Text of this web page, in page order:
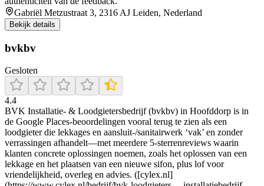
Gabriël Metzustraat 3, 2316 AJ Leiden, Nederland
Bekijk details
bvkbv
Gesloten
4.4
BVK Installatie- & Loodgietersbedrijf (bvkbv) in Hoofddorp is in
de Google Places-beoordelingen vooral terug te zien als een
loodgieter die lekkages en aansluit-/sanitairwerk ‘vak’ en zonder
verrassingen afhandelt—met meerdere 5-sterrenreviews waarin
klanten concrete oplossingen noemen, zoals het oplossen van een
lekkage en het plaatsen van een nieuwe sifon, plus lof voor
vriendelijkheid, overleg en advies. ([cylex.nl]